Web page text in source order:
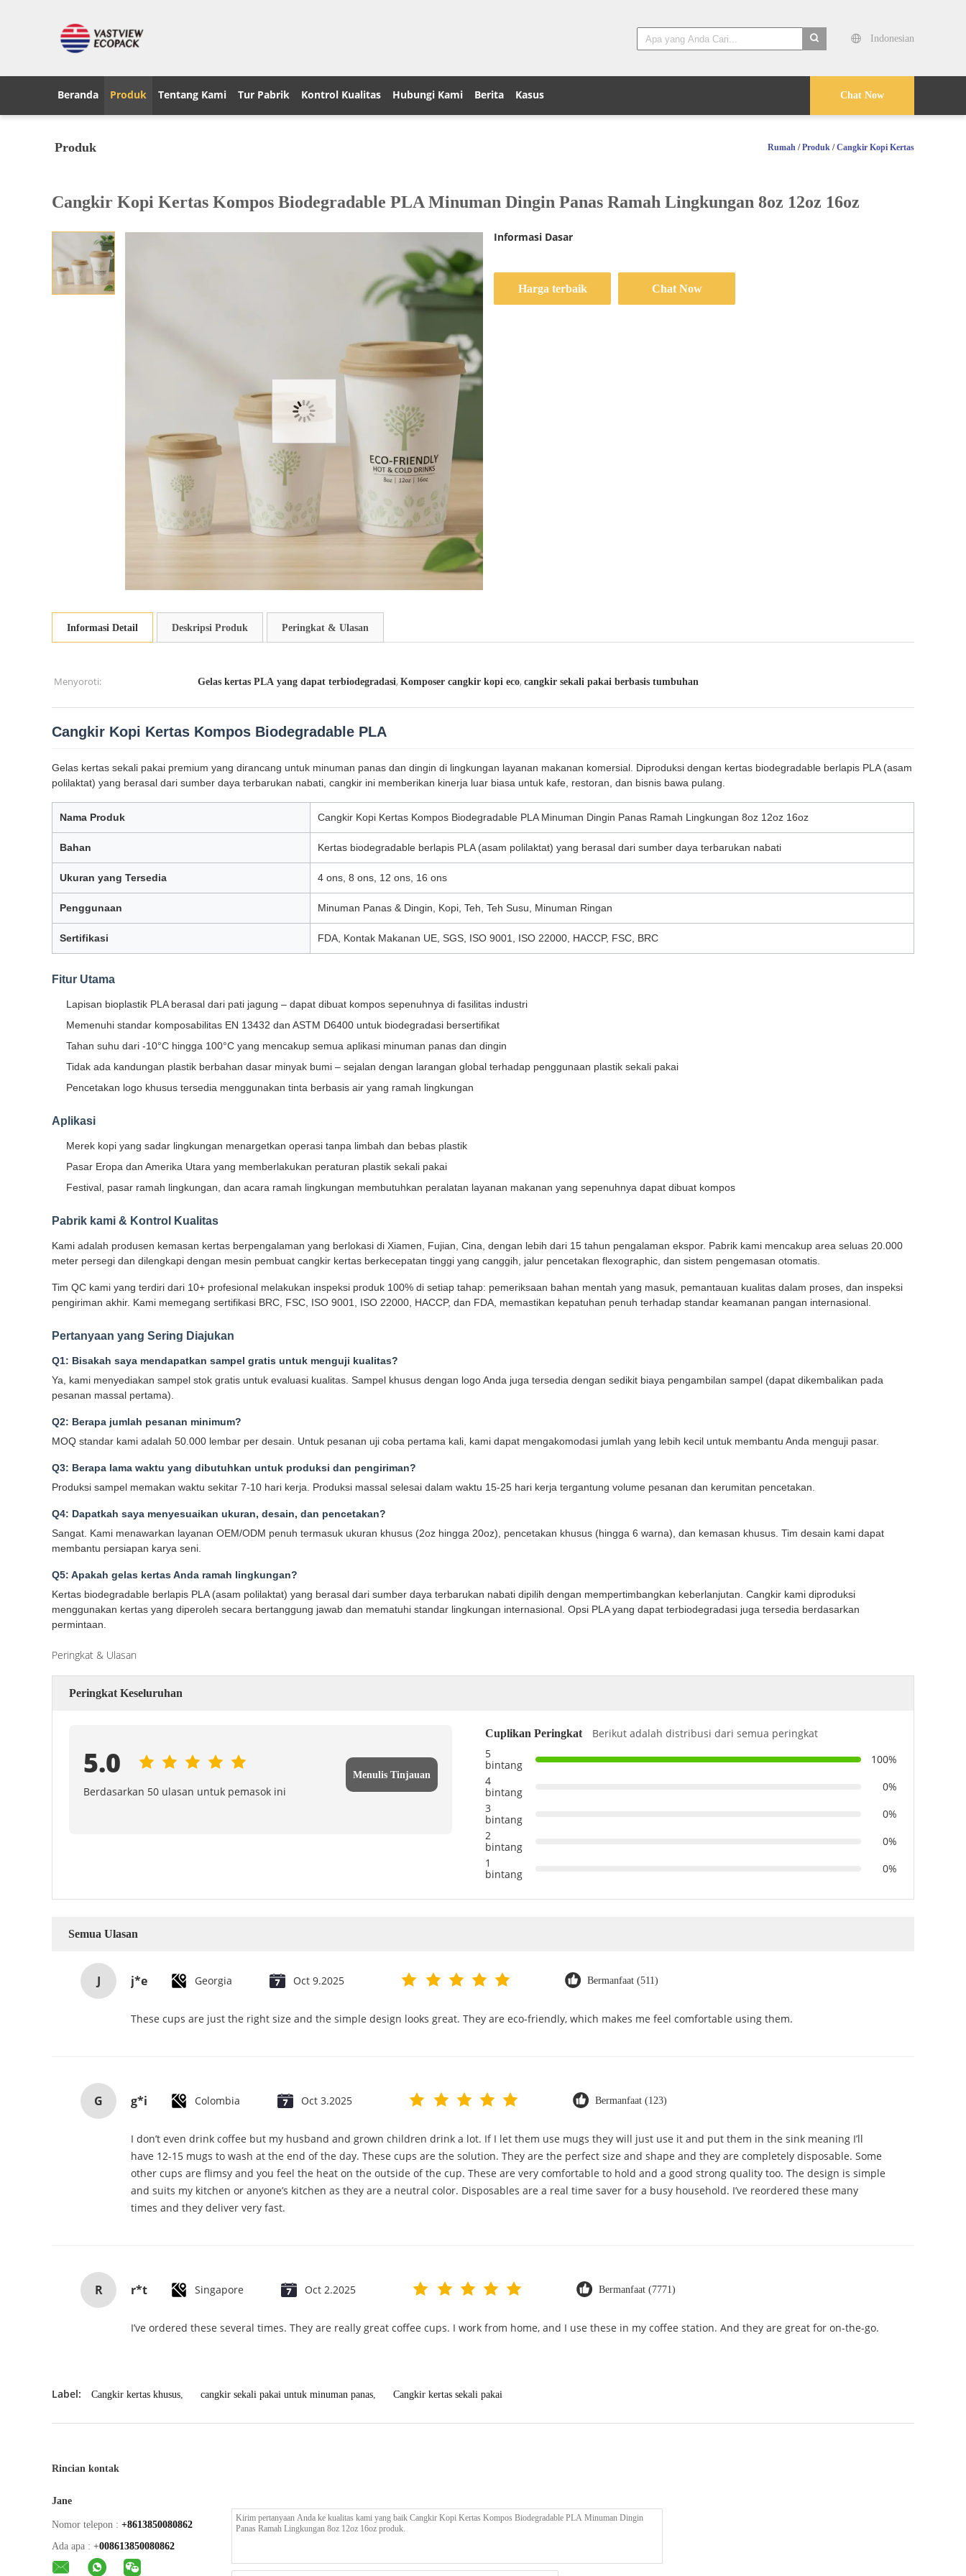
Indonesian
Chat Now
Beranda Produk Tentang Kami Tur Pabrik Kontrol Kualitas Hubungi Kami Berita Kasus
Produk Rumah /Produk /Cangkir Kopi Kertas
Cangkir Kopi Kertas Kompos Biodegradable PLA Minuman Dingin Panas Ramah Lingkungan 8oz 12oz 16oz
Informasi Dasar
Harga terbaik Chat Now
Informasi Detail Deskripsi Produk Peringkat & Ulasan
Menyoroti: Gelas kertas PLA yang dapat terbiodegradasi, Komposer cangkir kopi eco, cangkir sekali pakai berbasis tumbuhan
Cangkir Kopi Kertas Kompos Biodegradable PLA
Gelas kertas sekali pakai premium yang dirancang untuk minuman panas dan dingin di lingkungan layanan makanan komersial. Diproduksi dengan kertas biodegradable berlapis PLA (asam
polilaktat) yang berasal dari sumber daya terbarukan nabati, cangkir ini memberikan kinerja luar biasa untuk kafe, restoran, dan bisnis bawa pulang.
Nama Produk Cangkir Kopi Kertas Kompos Biodegradable PLA Minuman Dingin Panas Ramah Lingkungan 8oz 12oz 16oz
Bahan Kertas biodegradable berlapis PLA (asam polilaktat) yang berasal dari sumber daya terbarukan nabati
Ukuran yang Tersedia 4 ons, 8 ons, 12 ons, 16 ons
Penggunaan Minuman Panas & Dingin, Kopi, Teh, Teh Susu, Minuman Ringan
Sertifikasi FDA, Kontak Makanan UE, SGS, ISO 9001, ISO 22000, HACCP, FSC, BRC
Fitur Utama
Lapisan bioplastik PLA berasal dari pati jagung – dapat dibuat kompos sepenuhnya di fasilitas industri
Memenuhi standar komposabilitas EN 13432 dan ASTM D6400 untuk biodegradasi bersertifikat
Tahan suhu dari -10°C hingga 100°C yang mencakup semua aplikasi minuman panas dan dingin
Tidak ada kandungan plastik berbahan dasar minyak bumi – sejalan dengan larangan global terhadap penggunaan plastik sekali pakai
Pencetakan logo khusus tersedia menggunakan tinta berbasis air yang ramah lingkungan
Aplikasi
Merek kopi yang sadar lingkungan menargetkan operasi tanpa limbah dan bebas plastik
Pasar Eropa dan Amerika Utara yang memberlakukan peraturan plastik sekali pakai
Festival, pasar ramah lingkungan, dan acara ramah lingkungan membutuhkan peralatan layanan makanan yang sepenuhnya dapat dibuat kompos
Pabrik kami & Kontrol Kualitas
Kami adalah produsen kemasan kertas berpengalaman yang berlokasi di Xiamen, Fujian, Cina, dengan lebih dari 15 tahun pengalaman ekspor. Pabrik kami mencakup area seluas 20.000
meter persegi dan dilengkapi dengan mesin pembuat cangkir kertas berkecepatan tinggi yang canggih, jalur pencetakan flexographic, dan sistem pengemasan otomatis.
Tim QC kami yang terdiri dari 10+ profesional melakukan inspeksi produk 100% di setiap tahap: pemeriksaan bahan mentah yang masuk, pemantauan kualitas dalam proses, dan inspeksi
pengiriman akhir. Kami memegang sertifikasi BRC, FSC, ISO 9001, ISO 22000, HACCP, dan FDA, memastikan kepatuhan penuh terhadap standar keamanan pangan internasional.
Pertanyaan yang Sering Diajukan
Q1: Bisakah saya mendapatkan sampel gratis untuk menguji kualitas?
Ya, kami menyediakan sampel stok gratis untuk evaluasi kualitas. Sampel khusus dengan logo Anda juga tersedia dengan sedikit biaya pengambilan sampel (dapat dikembalikan pada
pesanan massal pertama).
Q2: Berapa jumlah pesanan minimum?
MOQ standar kami adalah 50.000 lembar per desain. Untuk pesanan uji coba pertama kali, kami dapat mengakomodasi jumlah yang lebih kecil untuk membantu Anda menguji pasar.
Q3: Berapa lama waktu yang dibutuhkan untuk produksi dan pengiriman?
Produksi sampel memakan waktu sekitar 7-10 hari kerja. Produksi massal selesai dalam waktu 15-25 hari kerja tergantung volume pesanan dan kerumitan pencetakan.
Q4: Dapatkah saya menyesuaikan ukuran, desain, dan pencetakan?
Sangat. Kami menawarkan layanan OEM/ODM penuh termasuk ukuran khusus (2oz hingga 20oz), pencetakan khusus (hingga 6 warna), dan kemasan khusus. Tim desain kami dapat
membantu persiapan karya seni.
Q5: Apakah gelas kertas Anda ramah lingkungan?
Kertas biodegradable berlapis PLA (asam polilaktat) yang berasal dari sumber daya terbarukan nabati dipilih dengan mempertimbangkan keberlanjutan. Cangkir kami diproduksi
menggunakan kertas yang diperoleh secara bertanggung jawab dan mematuhi standar lingkungan internasional. Opsi PLA yang dapat terbiodegradasi juga tersedia berdasarkan
permintaan.
Peringkat & Ulasan
Peringkat Keseluruhan
5.0
Berdasarkan 50 ulasan untuk pemasok ini
Menulis Tinjauan
Cuplikan Peringkat
Berikut adalah distribusi dari semua peringkat
5
bintang
100%
4
bintang
0%
3
bintang
0%
2
bintang
0%
1
bintang
0%
Semua Ulasan
J j*e Georgia Oct 9.2025 Bermanfaat (511)
These cups are just the right size and the simple design looks great. They are eco-friendly, which makes me feel comfortable using them.
G g*i Colombia Oct 3.2025 Bermanfaat (123)
I don’t even drink coffee but my husband and grown children drink a lot. If I let them use mugs they will just use it and put them in the sink meaning I’ll
have 12-15 mugs to wash at the end of the day. These cups are the solution. They are the perfect size and shape and they are completely disposable. Some
other cups are flimsy and you feel the heat on the outside of the cup. These are very comfortable to hold and a good strong quality too. The design is simple
and suits my kitchen or anyone’s kitchen as they are a neutral color. Disposables are a real time saver for a busy household. I’ve reordered these many
times and they deliver very fast.
R r*t Singapore Oct 2.2025 Bermanfaat (7771)
I’ve ordered these several times. They are really great coffee cups. I work from home, and I use these in my coffee station. And they are great for on-the-go.
Label: Cangkir kertas khusus, cangkir sekali pakai untuk minuman panas, Cangkir kertas sekali pakai
Rincian kontak
Jane
Nomor telepon : +8613850080862
Ada apa : +008613850080862